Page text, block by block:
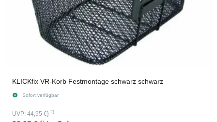
KLICKfix VR-Korb Festmontage schwarz schwarz
Sofort verfügbar
UVP: 44,95 €} 2)